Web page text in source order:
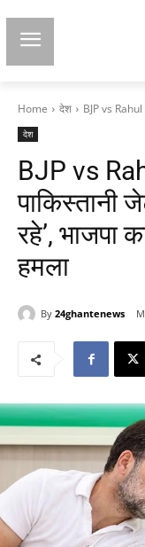
Home देश BJP vs Rahul
देश
BJP vs
पाकिस्तानी
रहे’, भाजपा
हमला
By 24ghantenews